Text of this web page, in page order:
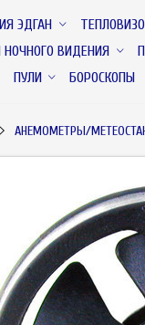
ЭДГАН
ВИДЕНИЯ
ПУЛИ БОРОСКОПЫ
АНЕМОМЕТРЫ/